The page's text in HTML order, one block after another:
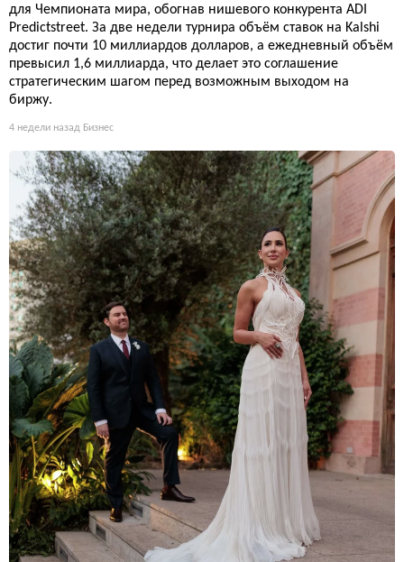
для Чемпионата мира, обогнав нишевого конкурента ADI
Predictstreet. За две недели турнира объём ставок на Kalshi
достиг почти 10 миллиардов долларов, а ежедневный объём
превысил 1,6 миллиарда, что делает это соглашение
стратегическим шагом перед возможным выходом на
биржу.
4 недели назад Бизнес